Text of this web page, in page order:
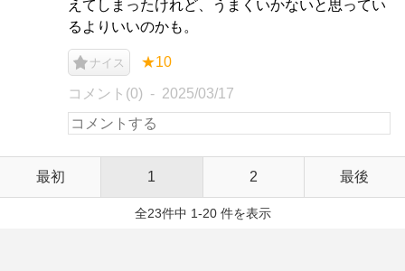
えてしまったけれど、うまくいかないと思ってい
るよりいいのかも。
ナイス ★10
コメント(0) 2025/03/17
最初 1 2 最後
全23件中 1-20 件を表示